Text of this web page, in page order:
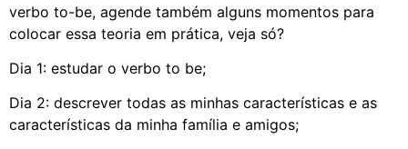
verbo to-be, agende também alguns momentos para
colocar essa teoria em prática, veja só?
Dia 1: estudar o verbo to be;
Dia 2: descrever todas as minhas características e as
características da minha família e amigos;